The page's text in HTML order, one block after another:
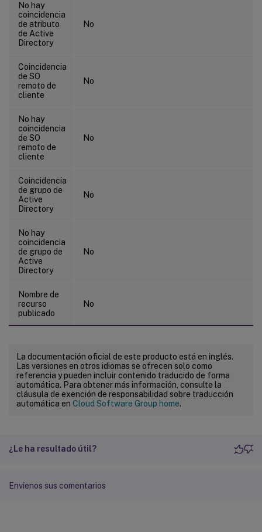
No hay
coincidencia
de atributo
de Active
Directory
No
Coincidencia
de SO
remoto de
cliente
No
No hay
coincidencia
de SO
remoto de
cliente
No
Coincidencia
de grupo de
Active
Directory
No
No hay
coincidencia
de grupo de
Active
Directory
No
Nombre de
recurso
publicado
No
La documentación oficial de este producto está en inglés.
Las versiones en otros idiomas se ofrecen solo como
referencia y pueden incluir contenido traducido de forma
automática. Para obtener más información, consulte la
cláusula de exención de responsabilidad sobre traducción
automática en Cloud Software Group home.
¿Le ha resultado útil?
Envíenos sus comentarios